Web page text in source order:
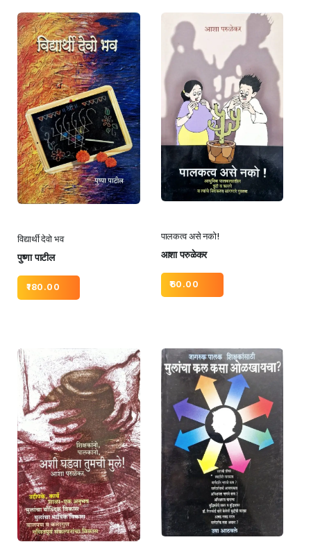
विद्यार्थी देवो भव
पुष्णा पाटील
180.00
पालकत्व असे नको!
आशा परुळेकर
60.00